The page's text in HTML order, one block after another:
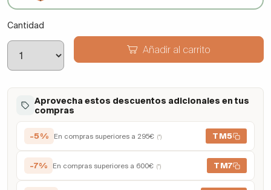
Cantidad
Añadir al carrito
Aprovecha estos descuentos adicionales en tus
compras
-5% En compras superiores a 295€ (*) TM5
-7% En compras superiores a 600€ (*) TM7